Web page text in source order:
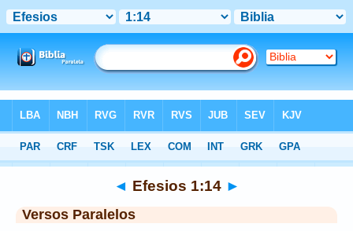
>Efesios Capítulo 1 > Verso 14
◄ Efesios 1:14 ►
Versos Paralelos